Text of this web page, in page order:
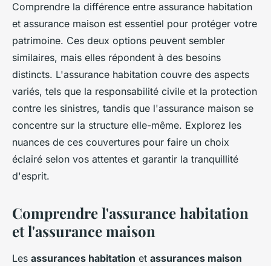
Comprendre la différence entre assurance habitation
et assurance maison est essentiel pour protéger votre
patrimoine. Ces deux options peuvent sembler
similaires, mais elles répondent à des besoins
distincts. L'assurance habitation couvre des aspects
variés, tels que la responsabilité civile et la protection
contre les sinistres, tandis que l'assurance maison se
concentre sur la structure elle-même. Explorez les
nuances de ces couvertures pour faire un choix
éclairé selon vos attentes et garantir la tranquillité
d'esprit.
Comprendre l'assurance habitation
et l'assurance maison
Les assurances habitation et assurances maison